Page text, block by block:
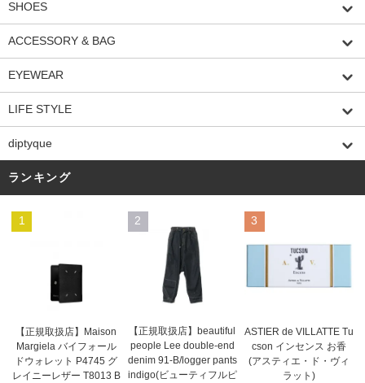
SHOES
ACCESSORY & BAG
EYEWEAR
LIFE STYLE
diptyque
ランキング
1
【正規取扱店】Maison
Margiela バイフォール
ドウォレット P4745 グ
レイニーレザー T8013 B
2
【正規取扱店】beautiful
people Lee double-end
denim 91-B/logger pants
indigo(ビューティフルピ
3
ASTIER de VILLATTE Tu
cson インセンス お香
(アスティエ・ド・ヴィ
ラット)